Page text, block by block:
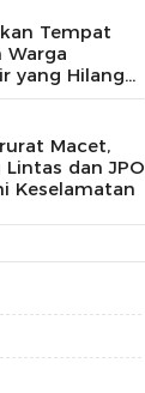
Tempat
Warga
yang Hilang
Macet,
dan JPO
Keselamatan